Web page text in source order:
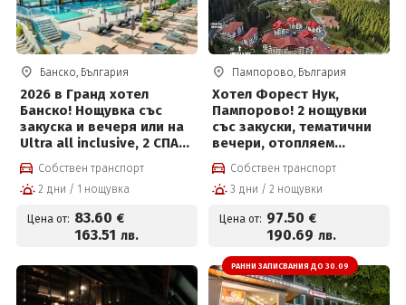
Банско, България
2026 в Гранд хотел
Банско! Нощувка със
закуска и вечеря или на
Ultra all inclusive, 2 СПА
зони - Grand Spa и Pulse
Therme Bansko и басейни
с минерална вода,
до лифта
Собствен транспорт
2 дни / 1 нощувка
Цена от: 83.60 €
163.51 лв.
Пампорово, България
Хотел Форест Нук,
Пампорово! 2 нощувки
със закуски, тематични
вечери, отопляем
басейн, 2 сауни, парна
баня, детски кът за 97,50
евро на човек
Собствен транспорт
3 дни / 2 нощувки
Цена от: 97.50 €
190.69 лв.
РАННИ ЗАПИСВАНИЯ ДО 30.09